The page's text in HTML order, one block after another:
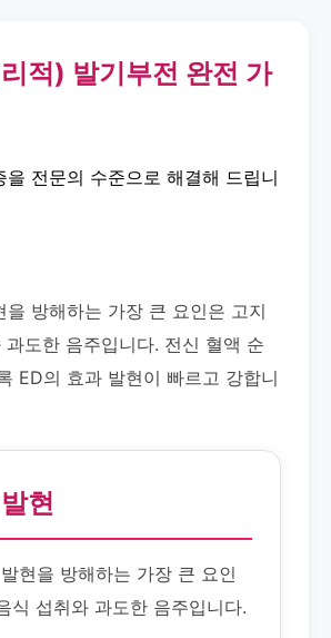
적) 발기부전 완전 가
을 전문의 수준으로 해결해 드립니
을 방해하는 가장 큰 요인은 고지
과도한 음주입니다. 전신 혈액 순
ED의 효과 발현이 빠르고 강합니
현
현을 방해하는 가장 큰 요인
식 섭취와 과도한 음주입니다.